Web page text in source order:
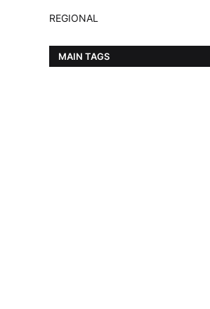
REGIONAL
MAIN TAGS